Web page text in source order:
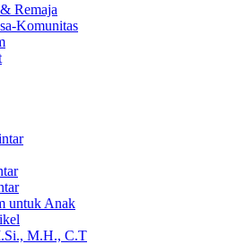
Remaja
Komunitas
untuk Anak
M.H., C.T